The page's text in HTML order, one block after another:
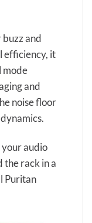
and
efficiency, it
mode
and
noise floor
your audio
the rack in a
Puritan